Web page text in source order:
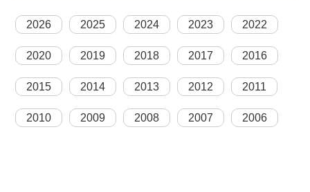
2026 2025 2024 2023 2022
2020 2019 2018 2017 2016
2015 2014 2013 2012 2011
2010 2009 2008 2007 2006